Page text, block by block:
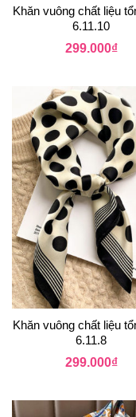
Khăn vuông chất liệu
6.11.10
299.000₫
Khăn vuông chất liệu
6.11.8
299.000₫